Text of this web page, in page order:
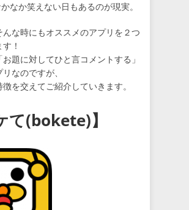
なか笑えない日もあるのが現実。
んな時にもオススメのアプリを２つ
！
お題に対してひと言コメントする」
なのですが、
を交えてご紹介していきます。
て(bokete)】